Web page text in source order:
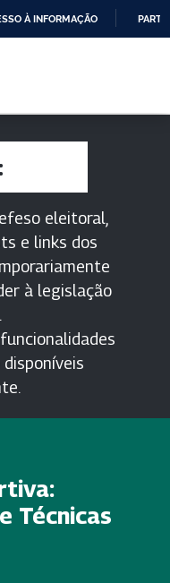
À INFORMAÇÃO
eleitoral,
e links dos
à legislação
disponíveis
Técnicas